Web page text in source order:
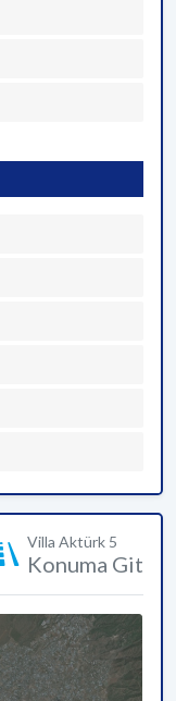
Villa Aktürk 5
Konuma Git